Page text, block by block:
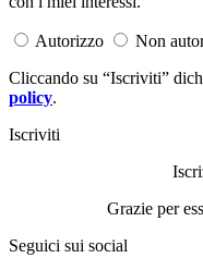
Autorizzo
Non
Cliccando su “Iscriviti”
policy.
Iscriviti
Grazie per
Seguici sui social